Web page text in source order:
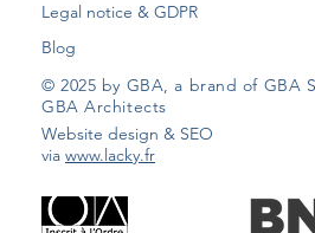
Legal notice & GDPR
Blog
© 2025 by GBA, a brand of GBA
GBA Architects
Website design & SEO
via www.lacky.fr